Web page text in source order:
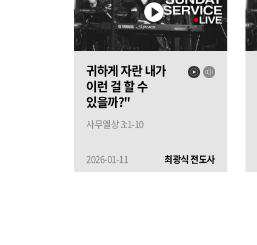
귀하게 자란 내가
이런 걸 할 수
있을까?"
사무엘상 3:1-10
2026-01-11 최광식 전도사